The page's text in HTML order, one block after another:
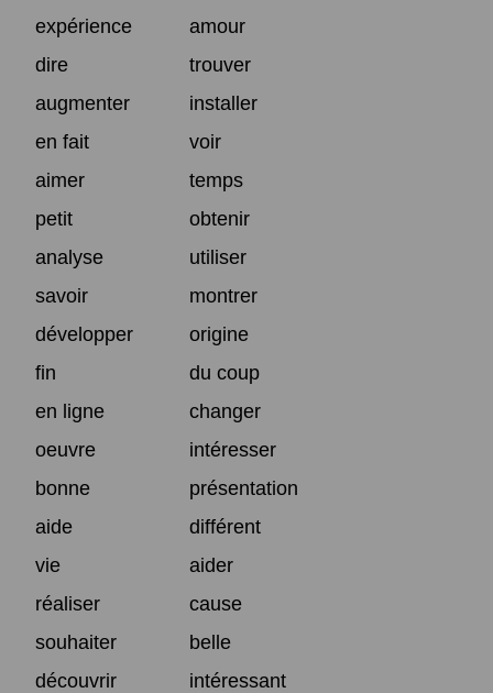
expérience
amour
dire
trouver
augmenter
installer
en fait
voir
aimer
temps
petit
obtenir
analyse
utiliser
savoir
montrer
développer
origine
fin
du coup
en ligne
changer
oeuvre
intéresser
bonne
présentation
aide
différent
vie
aider
réaliser
cause
souhaiter
belle
découvrir
intéressant